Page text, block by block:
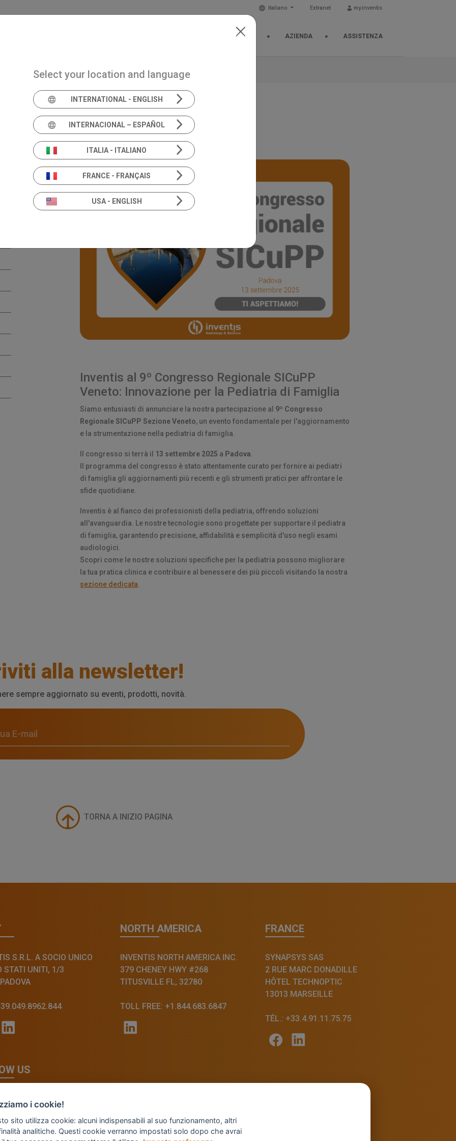
Italiano Extranet my.inventis
NEWS & EVENTI AZIENDA ASSISTENZA
SICuPP Veneto
Inventis al 9º Congresso Regionale SICuPP
Veneto: Innovazione per la Pediatria di Famiglia
Siamo entusiasti di annunciare la nostra partecipazione al 9º Congresso
Regionale SICuPP Sezione Veneto, un evento fondamentale per l'aggiornamento
e la strumentazione nella pediatria di famiglia.
Il congresso si terrà il 13 settembre 2025 a Padova
Il programma del congresso è stato attentamente curato per fornire ai pediatri
di famiglia gli aggiornamenti più recenti e gli strumenti pratici per affrontare le
sfide quotidiane.
Inventis è al fianco dei professionisti della pediatria, offrendo soluzioni
all'avanguardia. Le nostre tecnologie sono progettate per supportare il pediatra
di famiglia, garantendo precisione, affidabilità e semplicità d'uso negli esami
audiologici.
Scopri come le nostre soluzioni specifiche per la pediatria possono migliorare
la tua pratica clinica e contribuire al benessere dei più piccoli visitando la nostra
sezione dedicata
alla newsletter!
sempre aggiornato su eventi, prodotti, novità.
TORNA A INIZIO PAGINA
S.R.L. A SOCIO UNICO
STATI UNITI, 1/3
NORTH AMERICA
INVENTIS NORTH AMERICA INC.
379 CHENEY HWY #268
TITUSVILLE FL, 32780
TOLL FREE: +1.844.683.6847
FRANCE
SYNAPSYS SAS
2 RUE MARC DONADILLE
HÔTEL TECHNOPTIC
13013 MARSEILLE
TÉL.: +33.4.91.11.75.75
US
Select your location and language
INTERNATIONAL - ENGLISH
INTERNACIONAL – ESPAÑOL
ITALIA - ITALIANO
FRANCE - FRANÇAIS
USA - ENGLISH
i cookie!
sito utilizza cookie: alcuni indispensabili al suo funzionamento, altri
analitiche. Questi cookie verranno impostati solo dopo che avrai